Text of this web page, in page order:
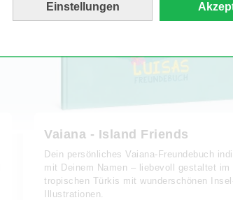
Einstellungen
Vaiana - Island Friends
Dein persönliches Vaiana-Freundebuch
mit Deinem Namen – liebevoll gestaltet im
tropischen Türkis mit wunderschönen
Illustrationen.